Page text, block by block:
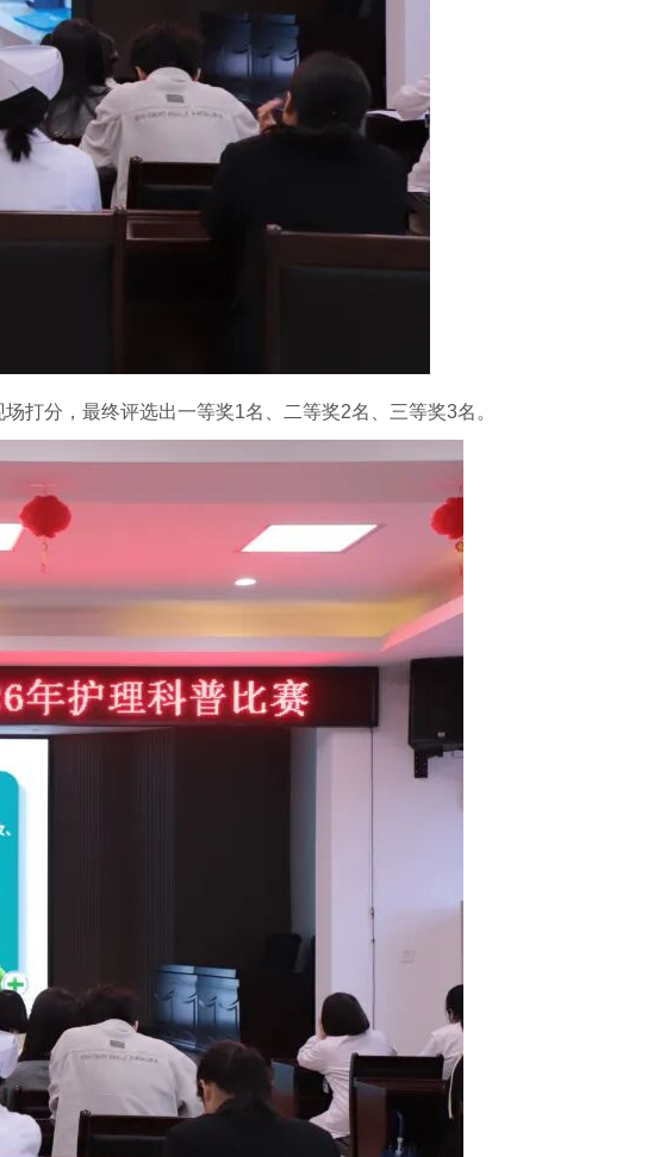
打分，最终评选出一等奖1名、二等奖2名、三等奖3名。